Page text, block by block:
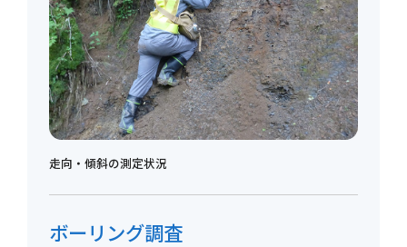
走向・傾斜の測定状況
ボーリング調査